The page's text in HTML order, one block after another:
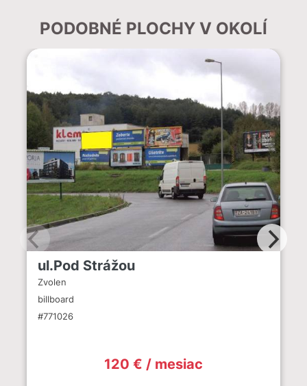
PODOBNÉ PLOCHY V OKOLÍ
ul.Pod Strážou
Zvolen
billboard
#771026
120 € / mesiac